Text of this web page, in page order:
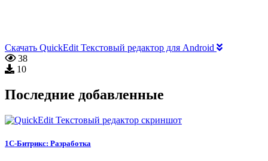
Скачать QuickEdit Текстовый редактор для Android
38
10
Последние добавленные
1С-Битрикс: Разработка